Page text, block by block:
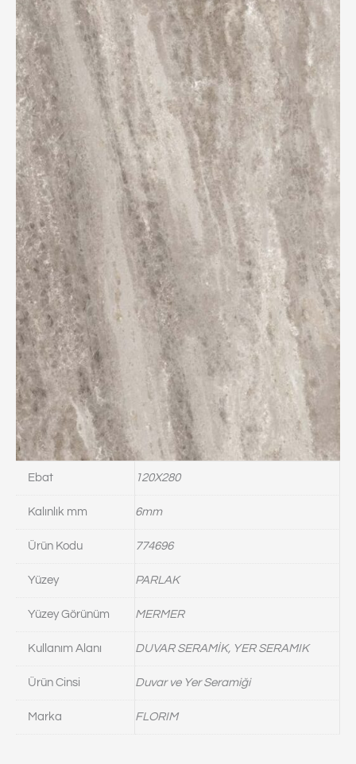
Ebat 120X280
Kalınlık mm 6mm
Ürün Kodu 774696
Yüzey PARLAK
Yüzey Görünüm MERMER
Kullanım Alanı DUVAR SERAMİK, YER SERAMIK
Ürün Cinsi Duvar ve Yer Seramiği
Marka FLORIM